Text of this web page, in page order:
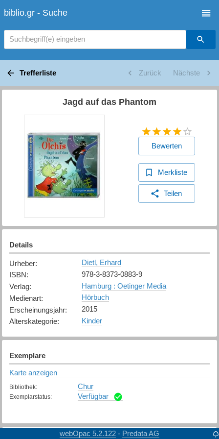
biblio.gr - Suche
Suchbegriff(e) eingeben
Trefferliste Zurück Nächste
Jagd auf das Phantom
Bewerten
Merkliste
Teilen
Details
Urheber:
Dietl, Erhard
ISBN:
978-3-8373-0883-9
Verlag:
Hamburg : Oetinger Media
Medienart:
Hörbuch
Erscheinungsjahr:
2015
Alterskategorie: Kinder
Exemplare
Karte anzeigen
Bibliothek: Chur
Exemplarstatus: Verfügbar
webOpac 5.2.122 - Predata AG